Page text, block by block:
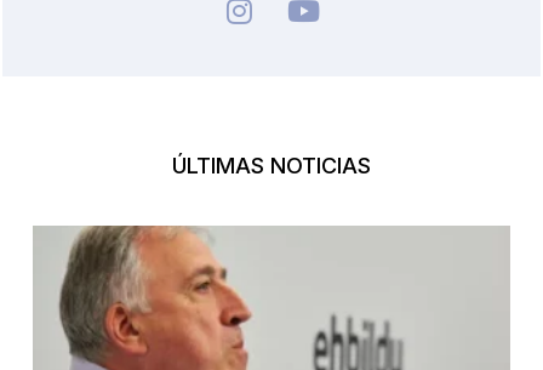
ÚLTIMAS NOTICIAS